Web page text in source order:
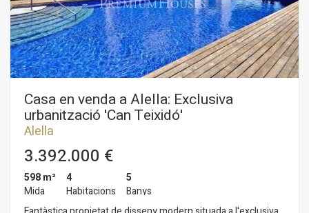
Casa en venda a Alella: Exclusiva
urbanització 'Can Teixidó'
Alella
3.392.000 €
598 m²
Mida
4
Habitacions
5
Banys